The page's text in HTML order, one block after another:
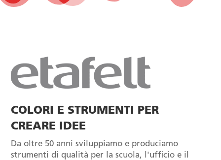
COLORI E STRUMENTI PER
CREARE IDEE
Da oltre 50 anni sviluppiamo e produciamo
strumenti di qualità per la scuola, l'ufficio e il